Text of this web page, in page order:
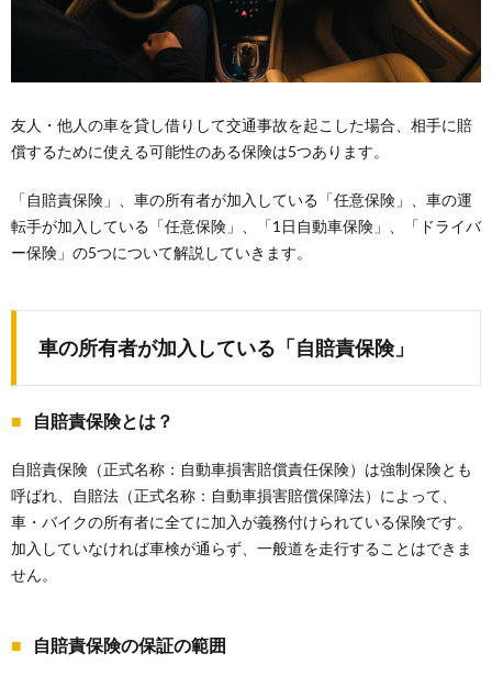
友人・他人の車を貸し借りして交通事故を起こした場合、相手に賠
償するために使える可能性のある保険は5つあります。
「自賠責保険」、車の所有者が加入している「任意保険」、車の運
転手が加入している「任意保険」、「1日自動車保険」、「ドライバ
ー保険」の5つについて解説していきます。
車の所有者が加入している「自賠責保険」
自賠責保険とは？
自賠責保険（正式名称：自動車損害賠償責任保険）は強制保険とも
呼ばれ、自賠法（正式名称：自動車損害賠償保障法）によって、
車・バイクの所有者に全てに加入が義務付けられている保険です。
加入していなければ車検が通らず、一般道を走行することはできま
せん。
自賠責保険の保証の範囲